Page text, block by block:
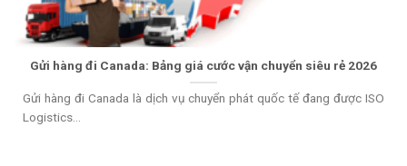
Gửi hàng đi Canada: Bảng giá cước vận chuyển siêu rẻ 2026
Gửi hàng đi Canada là dịch vụ chuyển phát quốc tế đang được ISO
Logistics...